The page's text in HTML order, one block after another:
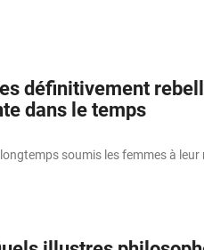
définitivement
dans le temps
soumis les femmes à leur